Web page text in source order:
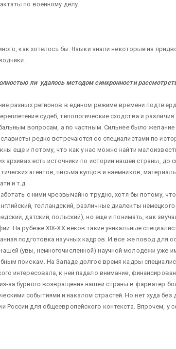
по военному делу.
как хотелось бы. Языки знали некоторые из
ли удалось методом синхронности
разных регионов в едином режиме времени
судеб, типологические сходства и
вопросам, а по частным. Сильнее было
редко встречаются со специалистами по
еще и потому, что как у нас можно найти
архивах есть источники по истории нашей страны, до
агентов, письма купцов и наемников,
и т.д.
с ними чрезвычайно трудно, хотя бы потому,
голландский, различные диалекты
датский, польский), но еще и понимать, как
На рубеже XIX-XX веков такие уникальные
подготовка научных кадров. И все же повод для
(увы, немногочисленной) научной молодежи уже
поискам. На Западе долгое время кадры
интересовала, к ней падало внимание,
за бурного возвращения нашей страны в фарватер
событиями и накалом страстей. Но нет худа без
России для общеевропейского контекста. Впрочем, у